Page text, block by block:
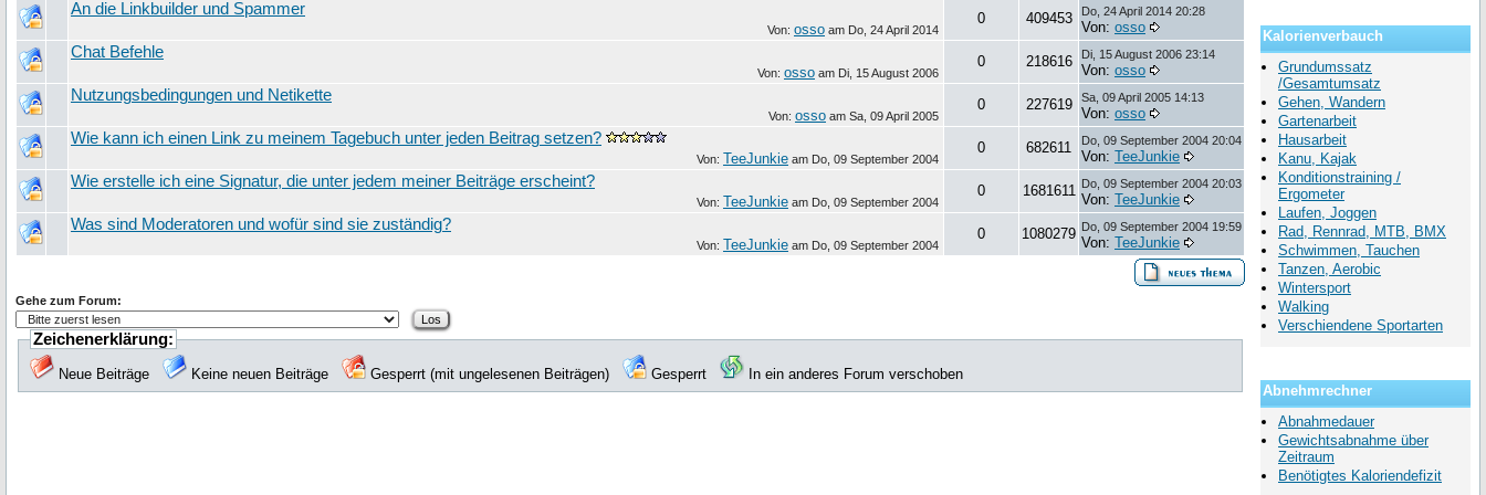
An die Linkbuilder und Spammer
Von: osso am Do, 24 April 2014
0 409453 Do, 24 April 2014 20:28
Von: osso
Chat Befehle
Von: osso am Di, 15 August 2006
0 218616 Di, 15 August 2006 23:14
Von: osso
Nutzungsbedingungen und Netikette
Von: osso am Sa, 09 April 2005
0 227619 Sa, 09 April 2005 14:13
Von: osso
Wie kann ich einen Link zu meinem Tagebuch unter jeden Beitrag setzen?
Von: TeeJunkie am Do, 09 September 2004
0 682611 Do, 09 September 2004 20:04
Von: TeeJunkie
Wie erstelle ich eine Signatur, die unter jedem meiner Beiträge erscheint?
Von: TeeJunkie am Do, 09 September 2004
0 1681611 Do, 09 September 2004 20:03
Von: TeeJunkie
Was sind Moderatoren und wofür sind sie zuständig?
Von: TeeJunkie am Do, 09 September 2004
0 1080279 Do, 09 September 2004 19:59
Von: TeeJunkie
Gehe zum Forum:
Zeichenerklärung:
Neue Beiträge Keine neuen Beiträge Gesperrt (mit ungelesenen Beiträgen) Gesperrt In ein anderes Forum verschoben
Kalorienverbauch
Grundumssatz
/Gesamtumsatz
Gehen, Wandern
Gartenarbeit
Hausarbeit
Kanu, Kajak
Konditionstraining /
Ergometer
Laufen, Joggen
Rad, Rennrad, MTB, BMX
Schwimmen, Tauchen
Tanzen, Aerobic
Wintersport
Walking
Verschiendene Sportarten
Abnehmrechner
Abnahmedauer
Gewichtsabnahme über
Zeitraum
Benötigtes Kaloriendefizit